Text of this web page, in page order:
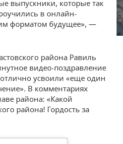
выпускники, которые так
в онлайн-
форматом будущее», —
района Равиль
видео-поздравление
усвоили «еще один
В комментариях
района: «Какой
района! Гордость за